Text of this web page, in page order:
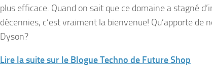
plus efficace. Quand on sait que ce domaine a stagné
décennies, c’est vraiment la bienvenue! Qu’apporte de
Dyson?
Lire la suite sur le Blogue Techno de Future Shop